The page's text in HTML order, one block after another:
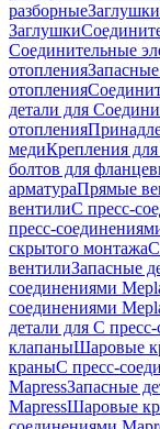
разборныеЗаглушки
Заглушки
Соединительные
отопления
отопления
детали для
отопления
медиКрепления
болтов для
арматураПрямые
вентилиС пресс-
пресс-
скрытого монтажаС
вентилиЗапасные
соединениями
соединениями
детали для С
клапаныШаровые
краныС пресс-
MapressЗапасные
MapressШаровые